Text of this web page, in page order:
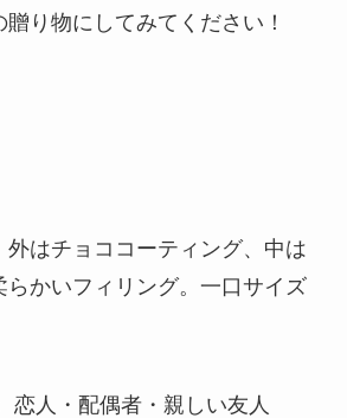
り物にしてみてください！
外はチョココーティング、中は
らかいフィリング。一口サイズ
恋人・配偶者・親しい友人